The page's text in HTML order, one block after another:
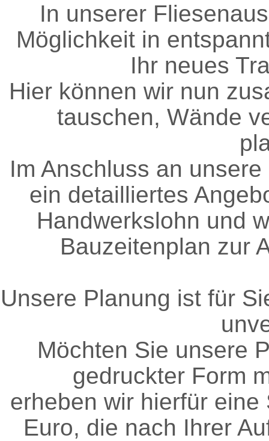
In unserer
Möglichkeit in
Ihr neues
Hier können wir nun
tauschen, Wände
Im Anschluss an
ein detailliertes
Handwerkslohn und
Bauzeitenplan zur
Unsere Planung ist für
Möchten Sie unsere
gedruckter Form
erheben wir hierfür
Euro, die nach Ihrer